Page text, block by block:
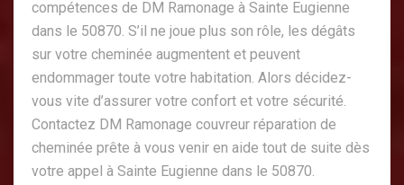
compétences de DM Ramonage à Sainte Eugienne
dans le 50870. S’il ne joue plus son rôle, les dégâts
sur votre cheminée augmentent et peuvent
endommager toute votre habitation. Alors décidez-
vous vite d’assurer votre confort et votre sécurité.
Contactez DM Ramonage couvreur réparation de
cheminée prête à vous venir en aide tout de suite dès
votre appel à Sainte Eugienne dans le 50870.